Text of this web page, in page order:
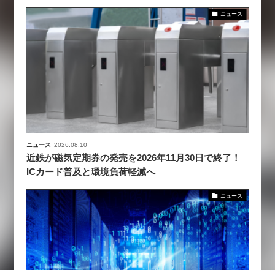
ニュース
ニュース 2026.08.10
近鉄が磁気定期券の発売を2026年11月30日で終了！
ICカード普及と環境負荷軽減へ
ニュース